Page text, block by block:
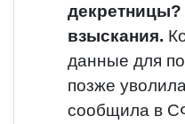
взыскания.
данные для
позже
сообщила в